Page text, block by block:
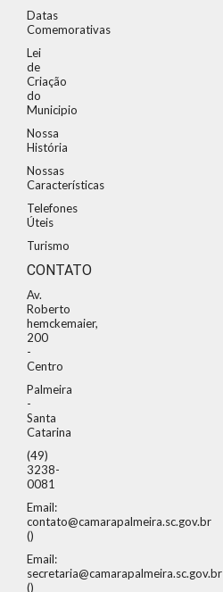
Datas
Comemorativas
Lei
de
Criação
do
Municipio
Nossa
História
Nossas
Características
Telefones
Úteis
Turismo
CONTATO
Av.
Roberto
hemckemaier,
200
-
Centro
Palmeira
-
Santa
Catarina
(49)
3238-
0081
Email:
contato@camarapalmeira.sc.gov.br
()
Email:
secretaria@camarapalmeira.sc.gov.br
()